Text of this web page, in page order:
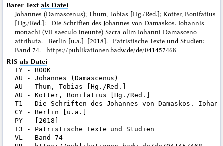
Barer Text als Datei
Johannes (Damascenus); Thum, Tobias [Hg./Red.]; Kotter, Bonifatius
[Hg./Red.]: Die Schriften des Johannes von Damaskos. Iohannis
monachi (VII saeculo ineunte) Sacra olim Iohanni Damasceno
attributa. Berlin [u.a.] [2018]. Patristische Texte und Studien:
Band 74. https://publikationen.badw.de/de/041457468
RIS als Datei
TY - BOOK
AU - Johannes (Damascenus)
AU - Thum, Tobias [Hg./Red.]
AU - Kotter, Bonifatius [Hg./Red.]
T1 - Die Schriften des Johannes von Damaskos.
CY - Berlin [u.a.]
PY - [2018]
T3 - Patristische Texte und Studien
VL - Band 74